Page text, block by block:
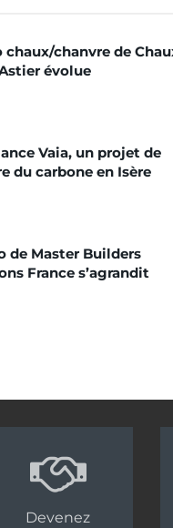
chaux/chanvre de
évolue
Vaia, un projet de
du carbone en Isère
de Master Builders
France s’agrandit
Devenez